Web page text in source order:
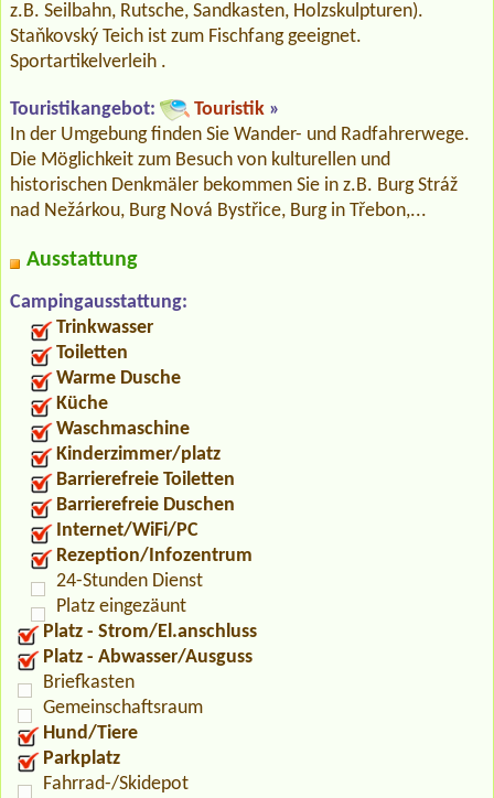
z.B. Seilbahn, Rutsche, Sandkasten, Holzskulpturen).
Staňkovský Teich ist zum Fischfang geeignet.
Sportartikelverleih .
Touristikangebot: Touristik »
In der Umgebung finden Sie Wander- und Radfahrerwege.
Die Möglichkeit zum Besuch von kulturellen und
historischen Denkmäler bekommen Sie in z.B. Burg Stráž
nad Nežárkou, Burg Nová Bystřice, Burg in Třebon,...
Ausstattung
Campingausstattung:
Trinkwasser
Toiletten
Warme Dusche
Küche
Waschmaschine
Kinderzimmer/platz
Barrierefreie Toiletten
Barrierefreie Duschen
Internet/WiFi/PC
Rezeption/Infozentrum
24-Stunden Dienst
Platz eingezäunt
Platz - Strom/El.anschluss
Platz - Abwasser/Ausguss
Briefkasten
Gemeinschaftsraum
Hund/Tiere
Parkplatz
Fahrrad-/Skidepot